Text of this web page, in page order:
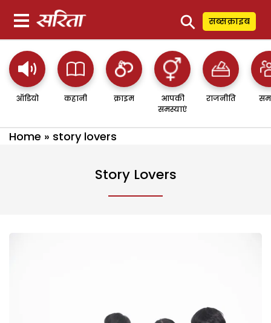
⚲ सब्सक्राइब
ऑडियो कहानी क्राइम
आपकी
समस्याएं
राजनीति
Home » story lovers
Story Lovers